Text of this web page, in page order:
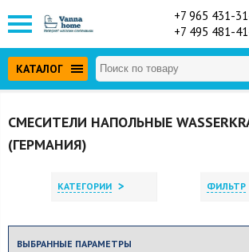
+7 965 431-
+7 495 481-
КАТАЛОГ
СМЕСИТЕЛИ НАПОЛЬНЫЕ
(ГЕРМАНИЯ)
КАТЕГОРИИ > ФИЛЬТР
ВЫБРАННЫЕ ПАРАМЕТРЫ